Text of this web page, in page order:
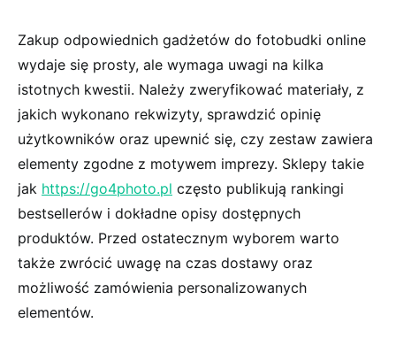
Zakup odpowiednich gadżetów do fotobudki online
wydaje się prosty, ale wymaga uwagi na kilka
istotnych kwestii. Należy zweryfikować materiały, z
jakich wykonano rekwizyty, sprawdzić opinię
użytkowników oraz upewnić się, czy zestaw zawiera
elementy zgodne z motywem imprezy. Sklepy takie
jak https://go4photo.pl często publikują rankingi
bestsellerów i dokładne opisy dostępnych
produktów. Przed ostatecznym wyborem warto
także zwrócić uwagę na czas dostawy oraz
możliwość zamówienia personalizowanych
elementów.